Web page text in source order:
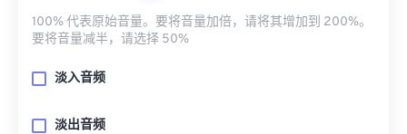
100% 代表原始音量。要将音量加倍，请将其增加到 200%。
要将音量减半，请选择 50%
淡入音频
淡出音频